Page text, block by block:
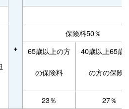
+
保険料50％
65歳以上の方
の保険料
40歳以上65歳
の方の保険
23％ 27％